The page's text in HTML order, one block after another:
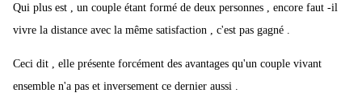
Qui plus est , un couple étant formé de deux personnes , encore faut -il
vivre la distance avec la même satisfaction , c'est pas gagné .
Ceci dit , elle présente forcément des avantages qu'un couple vivant
ensemble n'a pas et inversement ce dernier aussi .